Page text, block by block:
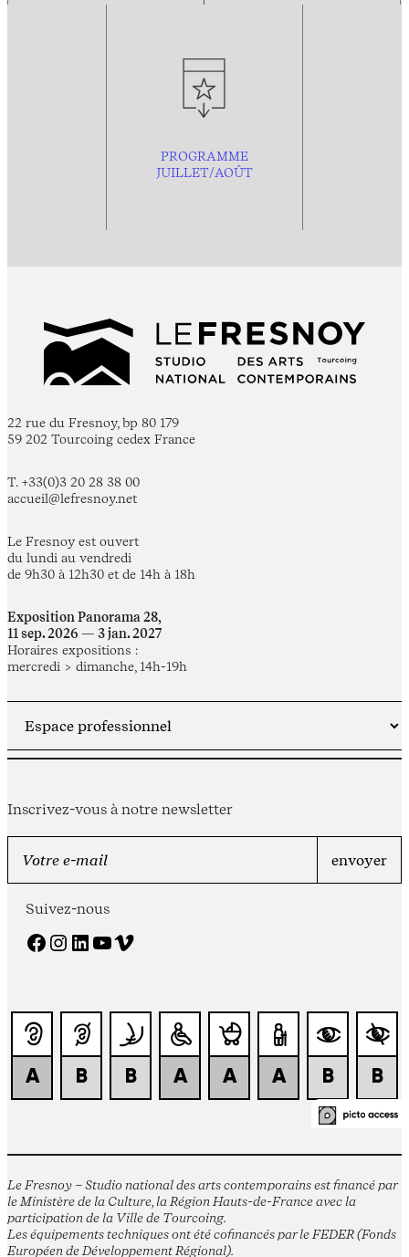
PROGRAMME
JUILLET/AOÛT
22 rue du Fresnoy, bp 80 179
59 202 Tourcoing cedex France
T. +33(0)3 20 28 38 00
accueil@lefresnoy.net
Le Fresnoy est ouvert
du lundi au vendredi
de 9h30 à 12h30 et de 14h à 18h
Exposition Panorama 28,
11 sep. 2026 — 3 jan. 2027
Horaires expositions :
mercredi > dimanche, 14h-19h
Inscrivez-vous à notre newsletter
Suivez-nous
Facebook Instagram LinkedIn YouTube Vimeo
Le Fresnoy – Studio national des arts contemporains est financé par
le Ministère de la Culture, la Région Hauts-de-France avec la
participation de la Ville de Tourcoing.
Les équipements techniques ont été cofinancés par le FEDER (Fonds
Européen de Développement Régional).